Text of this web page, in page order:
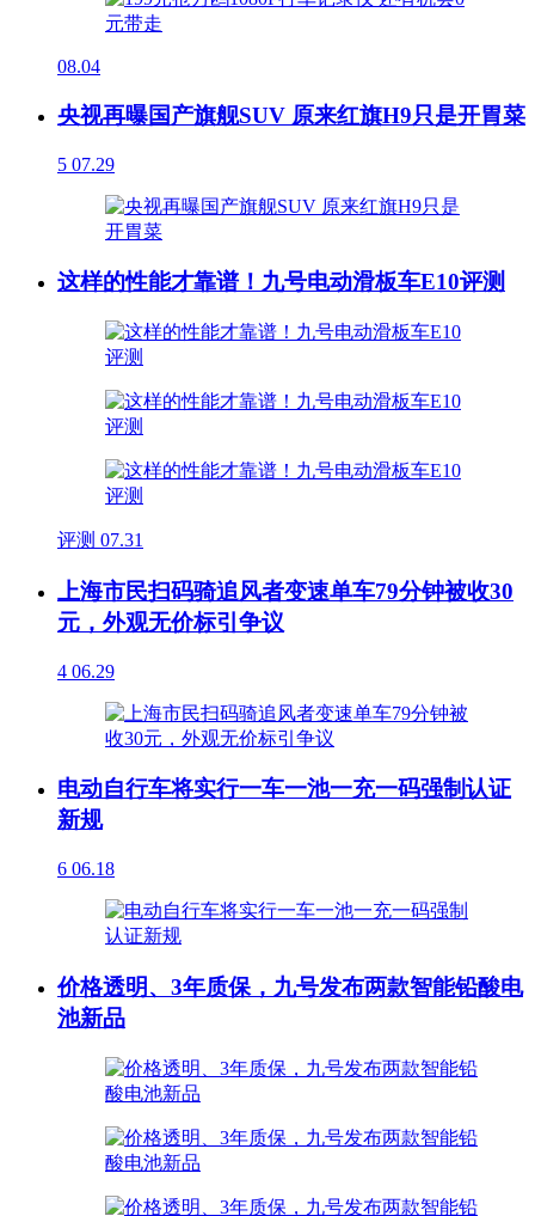
08.04
央视再曝国产旗舰SUV 原来红旗H9只是开胃菜
5 07.29
这样的性能才靠谱！九号电动滑板车E10评测
评测 07.31
上海市民扫码骑追风者变速单车79分钟被收30
元，外观无价标引争议
4 06.29
电动自行车将实行一车一池一充一码强制认证
新规
6 06.18
价格透明、3年质保，九号发布两款智能铅酸电
池新品